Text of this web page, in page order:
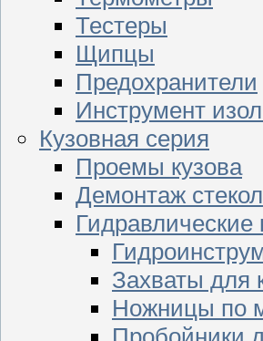
Тестеры
Щипцы
Предохранители
Инструмент
Кузовная серия
Проемы кузова
Демонтаж стекол
Захваты для
Ножницы по